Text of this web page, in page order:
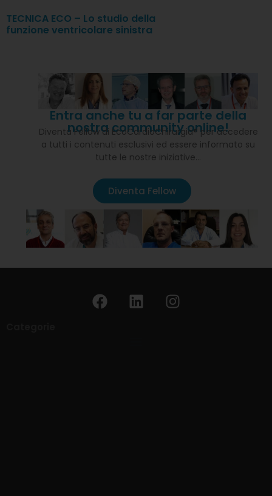
TECNICA ECO – Lo studio della
funzione ventricolare sinistra
Entra anche tu a far parte della
nostra community online!
Diventa Fellow di EcoCardioChirurgia® per accedere
a tutti i contenuti esclusivi ed essere informato su
tutte le nostre iniziative…
Diventa Fellow